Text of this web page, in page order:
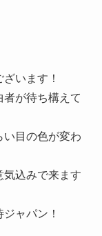
います！
が待ち構えて
い目の色が変わ
気込みで来ます
ャパン！